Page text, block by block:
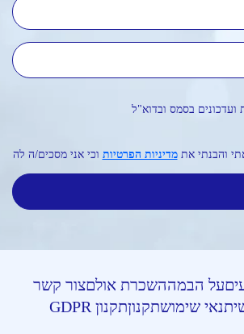
בסמס ובדוא"ל
והבנתי אתמדיניות הפרטיות וכי אני מסכים/ה לה
על הבמההשכרת אולםצור קשר
תנאי שימושתקנוןתקנון GDPR